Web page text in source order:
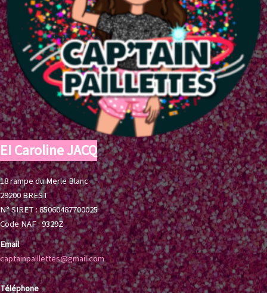
EI Caroline JACQ
18 rampe du Merle Blanc
29200 BREST
N° SIRET : 85060487700025
Code NAF : 9329Z
Email
captainpaillettes@gmail.com
Téléphone